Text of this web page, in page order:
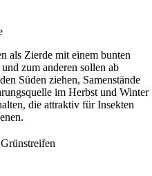
als Zierde mit einem bunten
zum anderen sollen ab
Süden ziehen, Samenstände
im Herbst und Winter
die attraktiv für Insekten